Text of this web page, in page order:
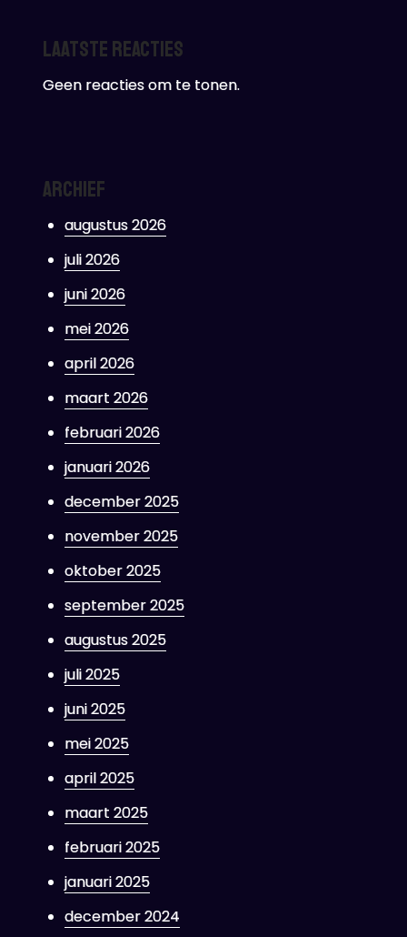
Laatste reacties
Geen reacties om te tonen.
Archief
augustus 2026
juli 2026
juni 2026
mei 2026
april 2026
maart 2026
februari 2026
januari 2026
december 2025
november 2025
oktober 2025
september 2025
augustus 2025
juli 2025
juni 2025
mei 2025
april 2025
maart 2025
februari 2025
januari 2025
december 2024